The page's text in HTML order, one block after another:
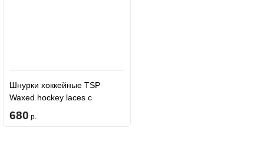
Шнурки хоккейные TSP
Waxed hockey laces с
пропиткой - White
680 р.